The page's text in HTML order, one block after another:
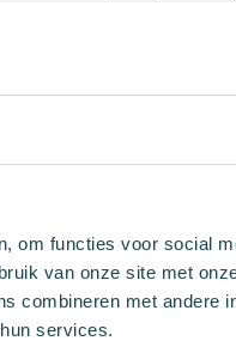
om functies voor social
van onze site met
combineren met andere
services.
om de reactietijd tussen
te optimaliseren. De
wordt gebruikt om
kan de website
weergegeven.
voor alle pagina-